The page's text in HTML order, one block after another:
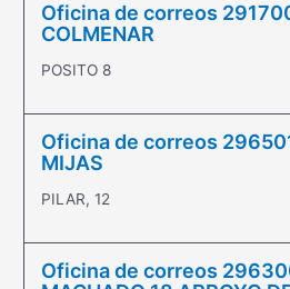
Oficina de correos
COLMENAR
POSITO 8
Oficina de correos
MIJAS
PILAR, 12
Oficina de correos